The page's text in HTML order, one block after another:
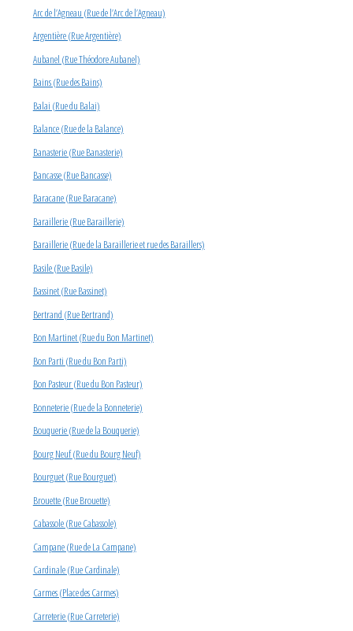
Arc de l’Agneau (Rue de l’Arc de l’Agneau)
Argentière (Rue Argentière)
Aubanel (Rue Théodore Aubanel)
Bains (Rue des Bains)
Balai (Rue du Balai)
Balance (Rue de la Balance)
Banasterie (Rue Banasterie)
Bancasse (Rue Bancasse)
Baracane (Rue Baracane)
Baraillerie (Rue Baraillerie)
Baraillerie (Rue de la Baraillerie et rue des Baraillers)
Basile (Rue Basile)
Bassinet (Rue Bassinet)
Bertrand (Rue Bertrand)
Bon Martinet (Rue du Bon Martinet)
Bon Parti (Rue du Bon Parti)
Bon Pasteur (Rue du Bon Pasteur)
Bonneterie (Rue de la Bonneterie)
Bouquerie (Rue de la Bouquerie)
Bourg Neuf (Rue du Bourg Neuf)
Bourguet (Rue Bourguet)
Brouette (Rue Brouette)
Cabassole (Rue Cabassole)
Campane (Rue de La Campane)
Cardinale (Rue Cardinale)
Carmes (Place des Carmes)
Carreterie (Rue Carreterie)